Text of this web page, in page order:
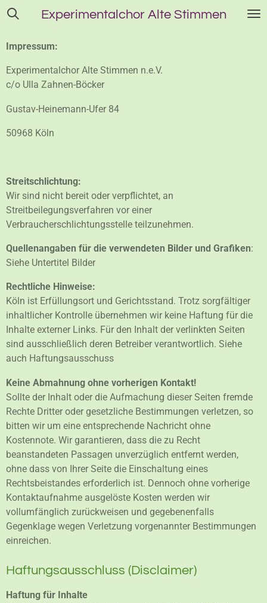
Zum
springen
ExperimentalchorAlte Stimmen
Impressum:
Experimentalchor Alte Stimmen n.e.V.
c/o Ulla Zahnen-Böcker
Gustav-Heinemann-Ufer 84
50968 Köln
Streitschlichtung:
Wir sind nicht bereit oder verpflichtet, an
Streitbeilegungsverfahren vor einer
Verbraucherschlichtungsstelle teilzunehmen.
Quellenangaben für die verwendeten Bilder und Grafiken:
Siehe Untertitel Bilder
Rechtliche Hinweise:
Köln ist Erfüllungsort und Gerichtsstand. Trotz sorgfältiger
inhaltlicher Kontrolle übernehmen wir keine Haftung für die
Inhalte externer Links. Für den Inhalt der verlinkten Seiten
sind ausschließlich deren Betreiber verantwortlich. Siehe
auch Haftungsausschuss
Keine Abmahnung ohne vorherigen Kontakt!
Sollte der Inhalt oder die Aufmachung dieser Seiten fremde
Rechte Dritter oder gesetzliche Bestimmungen verletzen, so
bitten wir um eine entsprechende Nachricht ohne
Kostennote. Wir garantieren, dass die zu Recht
beanstandeten Passagen unverzüglich entfernt werden,
ohne dass von Ihrer Seite die Einschaltung eines
Rechtsbeistandes erforderlich ist. Dennoch ohne vorherige
Kontaktaufnahme ausgelöste Kosten werden wir
vollumfänglich zurückweisen und gegebenenfalls
Gegenklage wegen Verletzung vorgenannter Bestimmungen
einreichen.
Haftungsausschluss (Disclaimer)
Haftung für Inhalte